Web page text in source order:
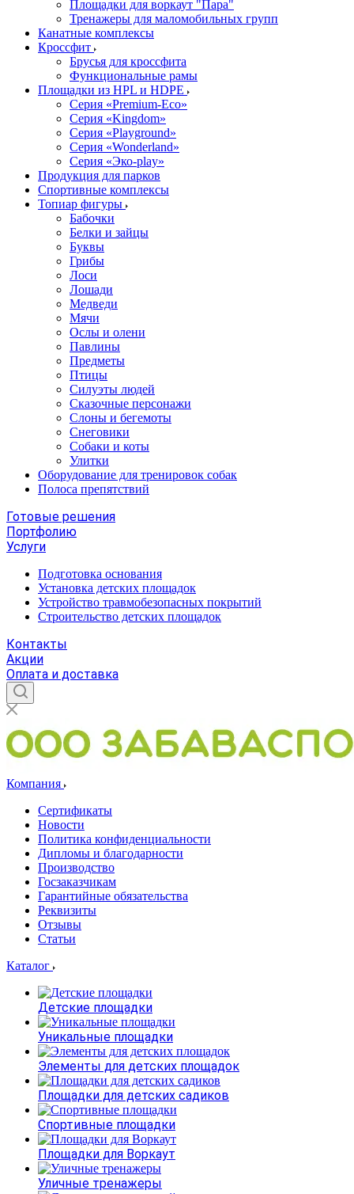
Площадки для воркаут "Пара"
Тренажеры для маломобильных групп
Канатные комплексы
Кроссфит
Брусья для кроссфита
Функциональные рамы
Площадки из HPL и HDPE
Серия «Premium-Eco»
Серия «Kingdom»
Серия «Playground»
Серия «Wonderland»
Серия «Эко-play»
Продукция для парков
Спортивные комплексы
Топиар фигуры
Бабочки
Белки и зайцы
Буквы
Грибы
Лоси
Лошади
Медведи
Мячи
Ослы и олени
Павлины
Предметы
Птицы
Силуэты людей
Сказочные персонажи
Слоны и бегемоты
Снеговики
Собаки и коты
Улитки
Оборудование для тренировок собак
Полоса препятствий
Готовые решения
Портфолию
Услуги
Подготовка основания
Установка детских площадок
Устройство травмобезопасных покрытий
Строительство детских площадок
Контакты
Акции
Оплата и доставка
Компания
Сертификаты
Новости
Политика конфиденциальности
Дипломы и благодарности
Производство
Госзаказчикам
Гарантийные обязательства
Реквизиты
Отзывы
Статьи
Каталог
Детские площадки
Уникальные площадки
Элементы для детских площадок
Площадки для детских садиков
Спортивные площадки
Площадки для Воркаут
Уличные тренажеры